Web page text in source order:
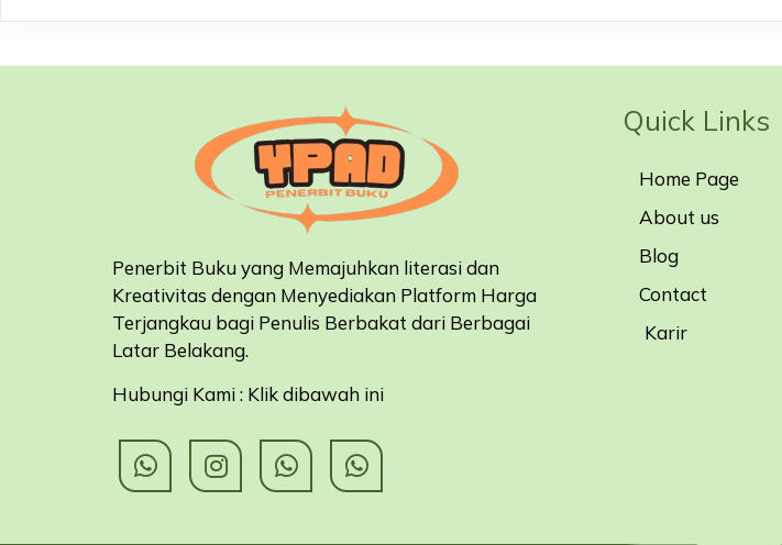
Penerbit Buku yang Memajuhkan literasi dan
Kreativitas dengan Menyediakan Platform Harga
Terjangkau bagi Penulis Berbakat dari Berbagai
Latar Belakang.
Hubungi Kami : Klik dibawah ini
Quick Links
Home Page
About us
Blog
Contact
Karir